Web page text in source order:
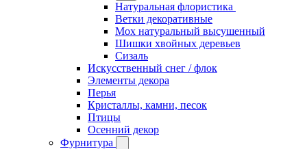
Натуральная флористика
Ветки декоративные
Мох натуральный высушенный
Шишки хвойных деревьев
Сизаль
Искусственный снег / флок
Элементы декора
Перья
Кристаллы, камни, песок
Птицы
Осенний декор
Фурнитура